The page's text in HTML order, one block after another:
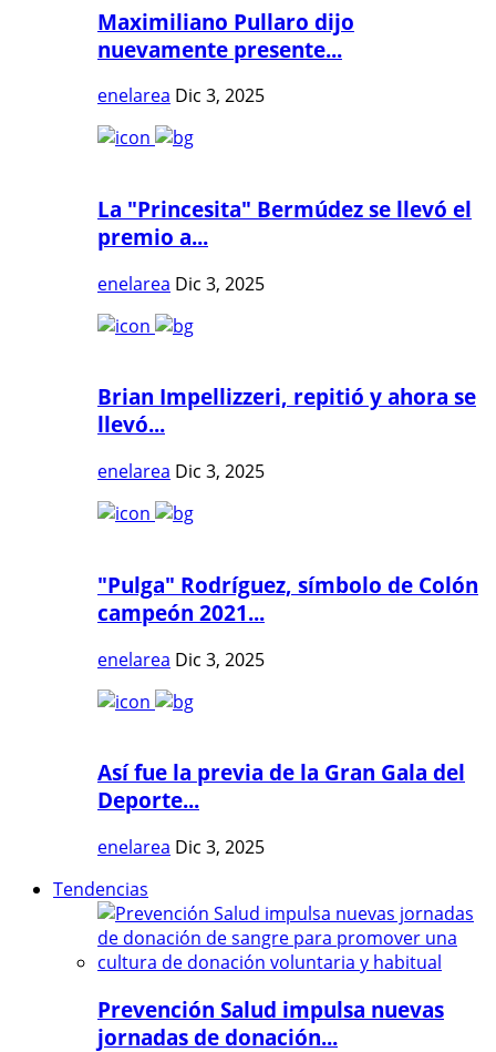
Maximiliano Pullaro dijo
nuevamente presente...
enelarea Dic 3, 2025
La "Princesita" Bermúdez se llevó el
premio a...
enelarea Dic 3, 2025
Brian Impellizzeri, repitió y ahora se
llevó...
enelarea Dic 3, 2025
"Pulga" Rodríguez, símbolo de Colón
campeón 2021...
enelarea Dic 3, 2025
Así fue la previa de la Gran Gala del
Deporte...
enelarea Dic 3, 2025
Tendencias
Prevención Salud impulsa nuevas
jornadas de donación...